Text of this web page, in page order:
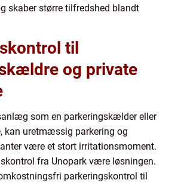
skaber større tilfredshed blandt
til
og private
som en parkeringskælder eller
kan uretmæssig parkering og
være et stort irritationsmoment.
fra Unopark være løsningen.
parkeringskontrol til